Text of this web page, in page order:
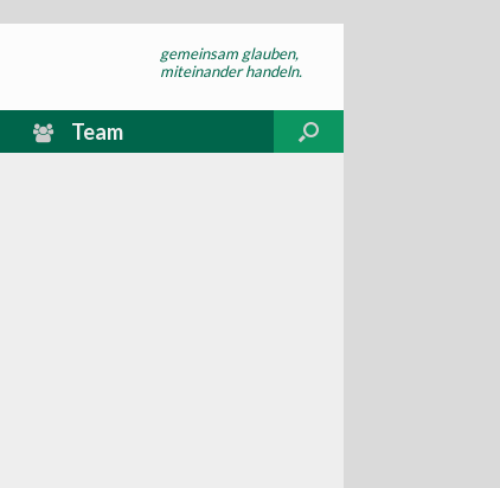
gemeinsam glauben,
miteinander handeln.
Team